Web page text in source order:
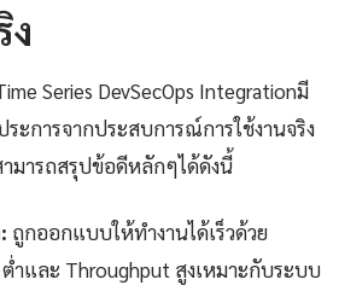
Series DevSecOps Integrationมี
ะการจากประสบการณ์การใช้งานจริง
มารถสรุปข้อดีหลักๆได้ดังนี้
ถูกออกแบบให้ทำงานได้เร็วด้วย
ต่ำและ Throughput สูงเหมาะกับระบบ